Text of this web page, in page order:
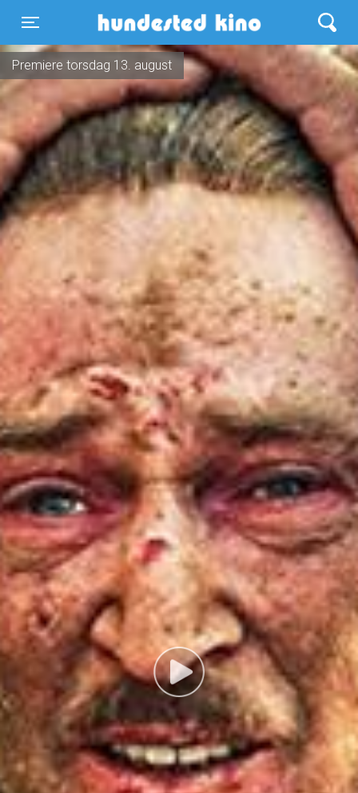
Toggle navigation
Hundested Kino
Premiere torsdag 13. august